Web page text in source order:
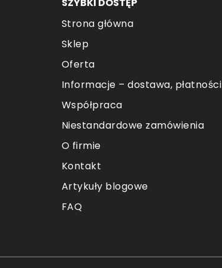
Strona główna
Sklep
Oferta
Informacje – dostawa, płatności
Współpraca
Niestandardowe zamówienia
O firmie
Kontakt
Artykuły blogowe
FAQ